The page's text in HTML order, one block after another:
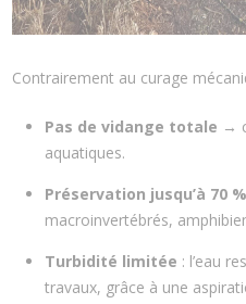
Contrairement au curage
Pas de vidange totale →
aquatiques.
Préservation jusqu’à 70
macroinvertébrés,
Turbidité limitée : l’eau
travaux, grâce à une